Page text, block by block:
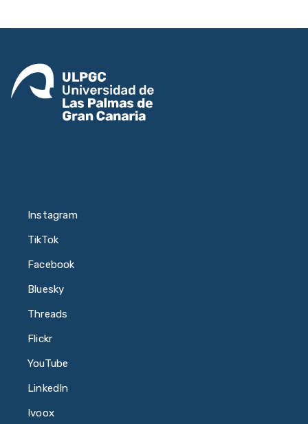
Instagram
TikTok
Facebook
Bluesky
Threads
Flickr
YouTube
LinkedIn
Ivoox